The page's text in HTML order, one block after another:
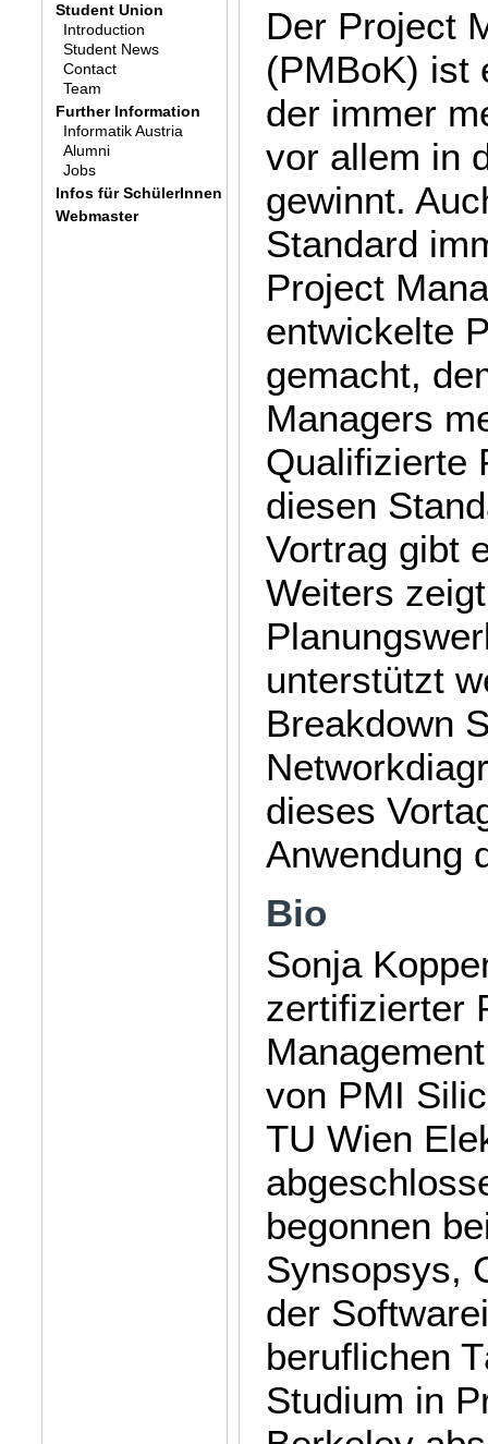
Student Union
Introduction
Student News
Contact
Team
Further Information
Informatik Austria
Alumni
Jobs
Infos für SchülerInnen
Webmaster
Der Project
(PMBoK) ist
der immer
vor allem in
gewinnt.
Standard
Project
entwickelte
gemacht,
Managers
Qualifizierte
diesen
Vortrag gibt
Weiters
unterstützt
Breakdown
dieses
Anwendung
Bio
Sonja
zertifizierter
von PMI
TU Wien
begonnen
Synsopsys,
der
beruflichen
Studium in